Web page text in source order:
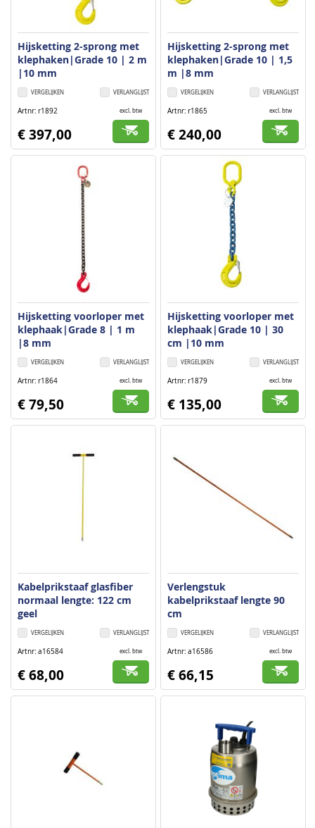
Hijsketting 2-sprong met
klephaken|Grade 10 | 2 m
|10 mm
VERLANGLIJST
VERGELIJKEN
Artnr r1892 excl. btw
€ 397,00
Hijsketting 2-sprong met
klephaken|Grade 10 | 1,5
m |8 mm
VERLANGLIJST
VERGELIJKEN
Artnr r1865 excl. btw
€ 240,00
Hijsketting voorloper met
klephaak|Grade 8 | 1 m
|8 mm
VERLANGLIJST
VERGELIJKEN
Artnr r1864 excl. btw
€ 79,50
Hijsketting voorloper met
klephaak|Grade 10 | 30
cm |10 mm
VERLANGLIJST
VERGELIJKEN
Artnr r1879 excl. btw
€ 135,00
Kabelprikstaaf glasfiber
normaal lengte: 122 cm
geel
VERLANGLIJST
VERGELIJKEN
Artnr a16584 excl. btw
€ 68,00
Verlengstuk
kabelprikstaaf lengte 90
cm
VERLANGLIJST
VERGELIJKEN
Artnr a16586 excl. btw
€ 66,15